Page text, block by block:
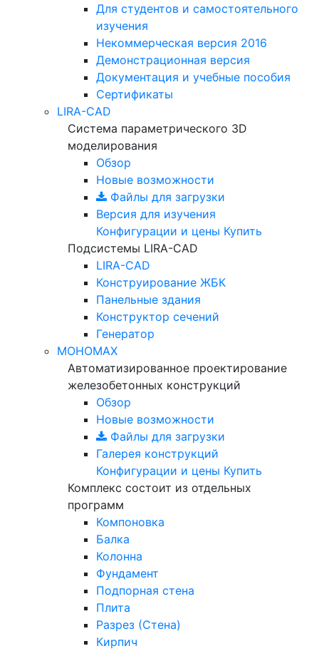
Для студентов и самостоятельного
изучения
Некоммерческая версия 2016
Демонстрационная версия
Документация и учебные пособия
Сертификаты
LIRA-CAD
Система параметрического 3D
моделирования
Обзор
Новые возможности
Файлы для загрузки
Версия для изучения
Конфигурации и цены Купить
Подсистемы LIRA-CAD
LIRA-CAD
Конструирование ЖБК
Панельные здания
Конструктор сечений
Генератор
МОНОМАХ
Автоматизированное проектирование
железобетонных конструкций
Обзор
Новые возможности
Файлы для загрузки
Галерея конструкций
Конфигурации и цены Купить
Комплекс состоит из отдельных
программ
Компоновка
Балка
Колонна
Фундамент
Подпорная стена
Плита
Разрез (Стена)
Кирпич